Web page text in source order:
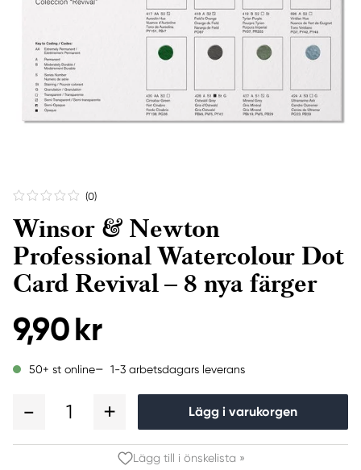
(0)
Winsor & Newton
Professional Watercolour Dot
Card Revival – 8 nya färger
9,90 kr
50+ st online 1-3 arbetsdagars leverans
1 Lägg i varukorgen
Lägg till i önskelista »